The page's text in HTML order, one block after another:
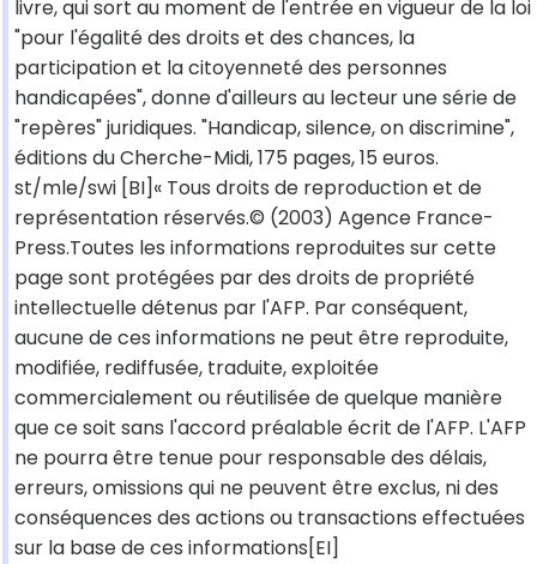
livre, qui sort au moment de l'entrée en vigueur de la loi
"pour l'égalité des droits et des chances, la
participation et la citoyenneté des personnes
handicapées", donne d'ailleurs au lecteur une série de
"repères" juridiques. "Handicap, silence, on discrimine",
éditions du Cherche-Midi, 175 pages, 15 euros.
st/mle/swi [BI]« Tous droits de reproduction et de
représentation réservés.© (2003) Agence France-
Press.Toutes les informations reproduites sur cette
page sont protégées par des droits de propriété
intellectuelle détenus par l'AFP. Par conséquent,
aucune de ces informations ne peut être reproduite,
modifiée, rediffusée, traduite, exploitée
commercialement ou réutilisée de quelque manière
que ce soit sans l'accord préalable écrit de l'AFP. L'AFP
ne pourra être tenue pour responsable des délais,
erreurs, omissions qui ne peuvent être exclus, ni des
conséquences des actions ou transactions effectuées
sur la base de ces informations[EI]